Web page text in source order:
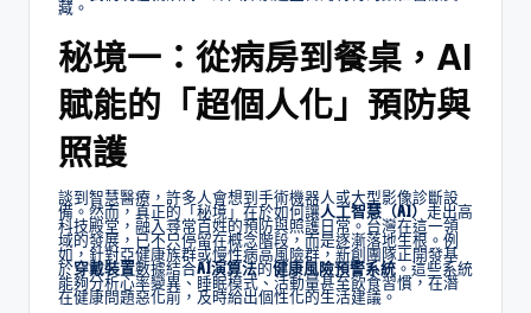
藏。
秘境一：從病房到餐桌，AI
賦能的「超個人化」預防與
照護
談到智慧醫療，許多人會想到手術機器人或大型影像診斷設
備。然而，真正的「秘境」在於如何讓人工智慧（AI） 走出高
科技殿堂，融入尋常百姓的預防與照護日常。台灣在這一領
域的發展，已不只停留在概念階段，而是逐漸落地生根。例
如，針對亞健康族群或慢性病高風險群，新創團隊正開發基
於穿戴裝置數據結合AI演算法的健康風險預警系統 。這些系統
能夠分析心率變異、睡眠模式、活動量甚至飲食習慣，在潛
在健康問題惡化前，及時給出個性化的生活建議。